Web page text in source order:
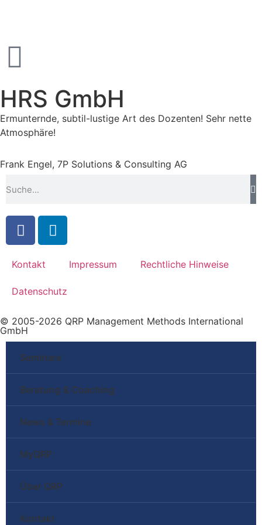
HRS GmbH
Ermunternde, subtil-lustige Art des Dozenten! Sehr nette
Atmosphäre!
Frank Engel, 7P Solutions & Consulting AG
Kontakt Impressum Rechtliche Hinweise
Datenschutz
© 2005-2026 QRP Management Methods International
GmbH
Seminare
Beratung & Coaching
News & Termine
MyQRP
Über QRP
Kontakt